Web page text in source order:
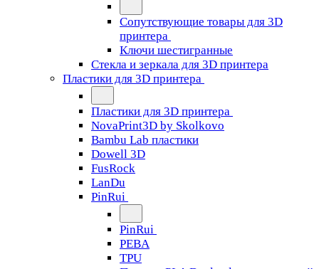
Сопутствующие товары для 3D
принтера
Ключи шестигранные
Стекла и зеркала для 3D принтера
Пластики для 3D принтера
Пластики для 3D принтера
NovaPrint3D by Skolkovo
Bambu Lab пластики
Dowell 3D
FusRock
LanDu
PinRui
PinRui
PEBA
TPU